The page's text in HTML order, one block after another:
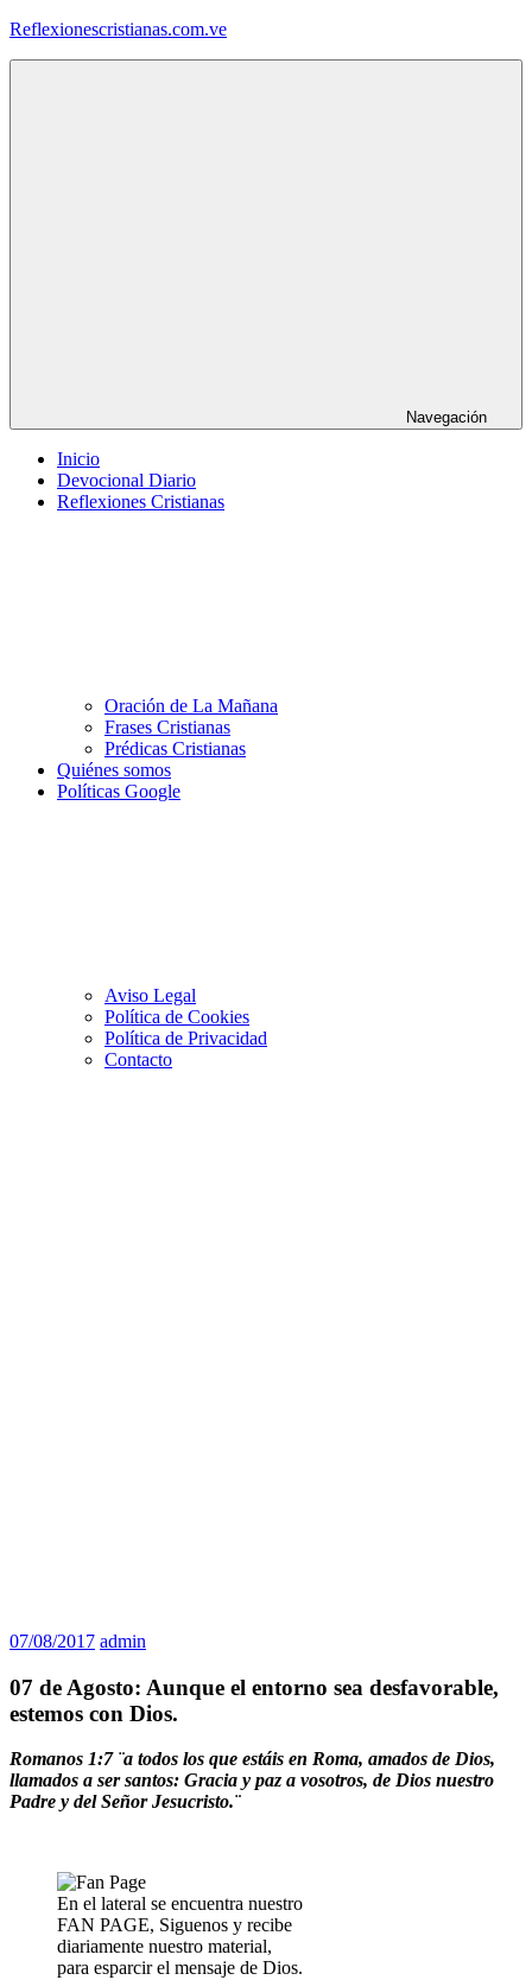
Saltar
Reflexionescristianas.com.ve
Navegación
Inicio
Devocional Diario
Reflexiones Cristianas
Oración de La Mañana
Frases Cristianas
Prédicas Cristianas
Quiénes somos
Políticas Google
Aviso Legal
Política de Cookies
Política de Privacidad
Contacto
07/08/2017 admin
07 de Agosto: Aunque el entorno sea desfavorable,
estemos con Dios.
Romanos 1:7 ¨a todos los que estáis en Roma, amados de Dios,
llamados a ser santos: Gracia y paz a vosotros, de Dios nuestro
Padre y del Señor Jesucristo.¨
En el lateral se encuentra nuestro
FAN PAGE, Siguenos y recibe
diariamente nuestro material,
para esparcir el mensaje de Dios.